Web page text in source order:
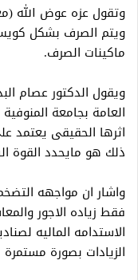
وتقول عزه عوض الله
ويتم الصرف بشكل
ماكينات الصرف.
ويقول الدكتور عصام
العامة بجامعة
اثرها الحقيقى يعتمد
ذلك هو مايحدد القوة
واشار ان مواجهه
فقط زياده الاجور
الاستدامه الماليه
الزيادات بصورة مستمرة